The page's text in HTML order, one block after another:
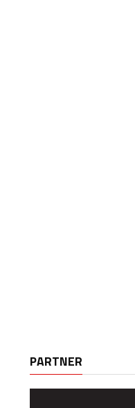
PARTNER